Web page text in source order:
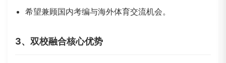
希望兼顾国内考编与海外体育交流机会。
3、双校融合核心优势